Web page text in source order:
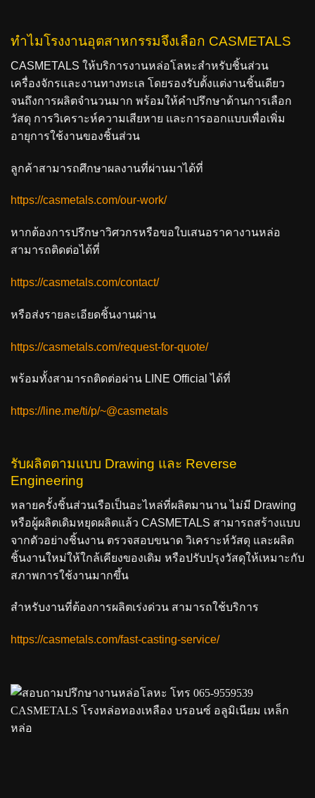
ทำไมโรงงานอุตสาหกรรมจึงเลือก CASMETALS
CASMETALS ให้บริการงานหล่อโลหะสำหรับชิ้นส่วน
เครื่องจักรและงานทางทะเล โดยรองรับตั้งแต่งานชิ้นเดียว
จนถึงการผลิตจำนวนมาก พร้อมให้คำปรึกษาด้านการเลือก
วัสดุ การวิเคราะห์ความเสียหาย และการออกแบบเพื่อเพิ่ม
อายุการใช้งานของชิ้นส่วน
ลูกค้าสามารถศึกษาผลงานที่ผ่านมาได้ที่
https://casmetals.com/our-work/
หากต้องการปรึกษาวิศวกรหรือขอใบเสนอราคางานหล่อ
สามารถติดต่อได้ที่
https://casmetals.com/contact/
หรือส่งรายละเอียดชิ้นงานผ่าน
https://casmetals.com/request-for-quote/
พร้อมทั้งสามารถติดต่อผ่าน LINE Official ได้ที่
https://line.me/ti/p/~@casmetals
รับผลิตตามแบบ Drawing และ Reverse
Engineering
หลายครั้งชิ้นส่วนเรือเป็นอะไหล่ที่ผลิตมานาน ไม่มี Drawing
หรือผู้ผลิตเดิมหยุดผลิตแล้ว CASMETALS สามารถสร้างแบบ
จากตัวอย่างชิ้นงาน ตรวจสอบขนาด วิเคราะห์วัสดุ และผลิต
ชิ้นงานใหม่ให้ใกล้เคียงของเดิม หรือปรับปรุงวัสดุให้เหมาะกับ
สภาพการใช้งานมากขึ้น
สำหรับงานที่ต้องการผลิตเร่งด่วน สามารถใช้บริการ
https://casmetals.com/fast-casting-service/